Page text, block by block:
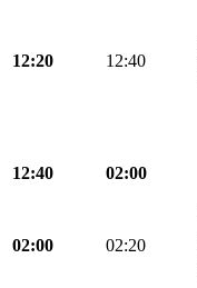
12:20 12:40
12:40 02:00
02:00 02:20